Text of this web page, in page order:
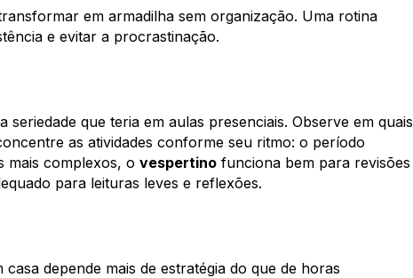
em armadilha sem organização. Uma rotina
e evitar a procrastinação.
que teria em aulas presenciais. Observe em quais
as atividades conforme seu ritmo: o período
mais complexos, o vespertino funciona bem para revisões
para leituras leves e reflexões.
depende mais de estratégia do que de horas